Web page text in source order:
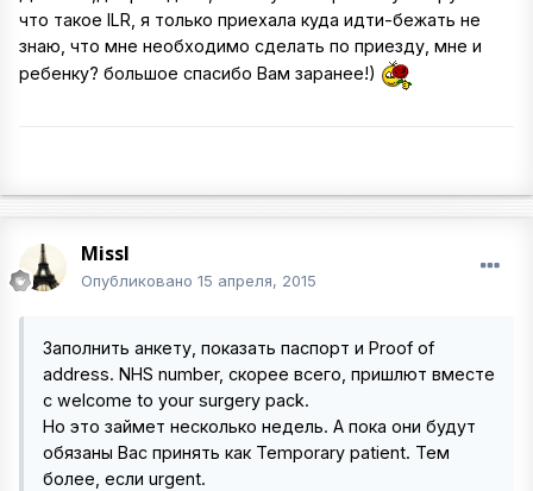
что такое ILR, я только приехала куда идти-бежать не
знаю, что мне необходимо сделать по приезду, мне и
ребенку? большое спасибо Вам заранее!)
MissI
Опубликовано 15 апреля, 2015
Заполнить анкету, показать паспорт и Proof of
address. NHS number, скорее всего, пришлют вместе
с welcome to your surgery pack.
Но это займет несколько недель. А пока они будут
обязаны Вас принять как Temporary patient. Тем
более, если urgent.